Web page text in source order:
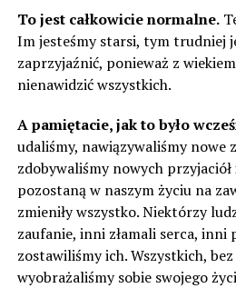
To jest całkowicie normalne.
Im jesteśmy starsi, tym trudniej
zaprzyjaźnić, ponieważ z
nienawidzić wszystkich.
A pamiętacie, jak to było
udaliśmy, nawiązywaliśmy nowe
zdobywaliśmy nowych
pozostaną w naszym życiu na
zmieniły wszystko. Niektórzy
zaufanie, inni złamali serca,
zostawiliśmy ich. Wszystkich,
wyobrażaliśmy sobie swojego